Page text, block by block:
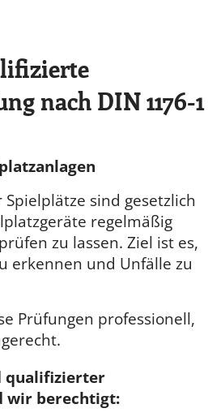
nach DIN 1176-1
sind gesetzlich
regelmäßig
zu lassen. Ziel ist es,
erkennen und Unfälle zu
Prüfungen professionell,
qualifizierter
wir berechtigt: